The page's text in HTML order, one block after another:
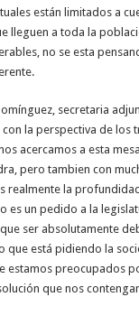
están limitados a
lleguen a toda la
no se esta
secretaria
la perspectiva de los
acercamos a esta
pero tambien con
realmente la
es un pedido a la
ser absolutamente
que está pidiendo la
estamos preocupados
que nos